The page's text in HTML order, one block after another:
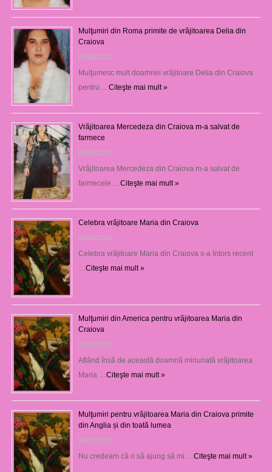
Mulţumiri din Roma primite de vrăjitoarea Delia din
Craiova
06/08/2026
Mulţumesc mult doamnei vrăjitoare Delia din Craiova
pentru … Citeşte mai mult »
Vrăjitoarea Mercedeza din Craiova m-a salvat de
farmece
06/08/2026
Vrăjitoarea Mercedeza din Craiova m-a salvat de
farmecele … Citeşte mai mult »
Celebra vrăjitoare Maria din Craiova
06/08/2026
Celebra vrăjitoare Maria din Craiova s-a întors recent
Citeşte mai mult »
Mulţumiri din America pentru vrăjitoarea Maria din
Craiova
31/07/2026
Aflând însă de această doamnă minunată vrăjitoarea
Maria … Citeşte mai mult »
Mulţumiri pentru vrăjitoarea Maria din Craiova primite
din Anglia și din toată lumea
29/07/2026
Nu credeam că o să ajung să mi … Citeşte mai mult »